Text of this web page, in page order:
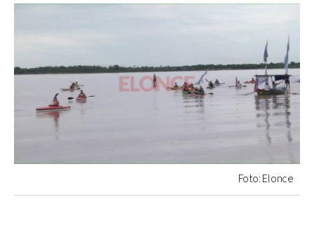
Foto: Elonce